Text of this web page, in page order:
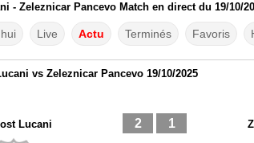
- Zeleznicar Pancevo Match en direct du 19/10/
Live Actu Terminés Favoris
vs Zeleznicar Pancevo 19/10/2025
Lucani 2 1